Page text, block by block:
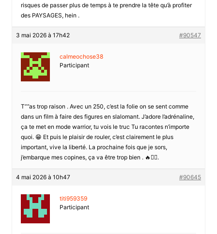
risques de passer plus de temps à te prendre la tête qu’à profiter
des PAYSAGES, hein .
3 mai 2026 à 17h42 #90547
calmeochose38
Participant
T””as trop raison . Avec un 250, c’est la folie on se sent comme
dans un film à faire des figures en slalomant. J’adore l’adrénaline,
ça te met en mode warrior, tu vois le truc Tu racontes n’importe
quoi. 😁 Et puis le plaisir de rouler, c’est clairement le plus
important, vive la liberté. La prochaine fois que je sors,
j’embarque mes copines, ça va être trop bien . 🔥🚴‍♀️.
4 mai 2026 à 10h47 #90645
titi959359
Participant